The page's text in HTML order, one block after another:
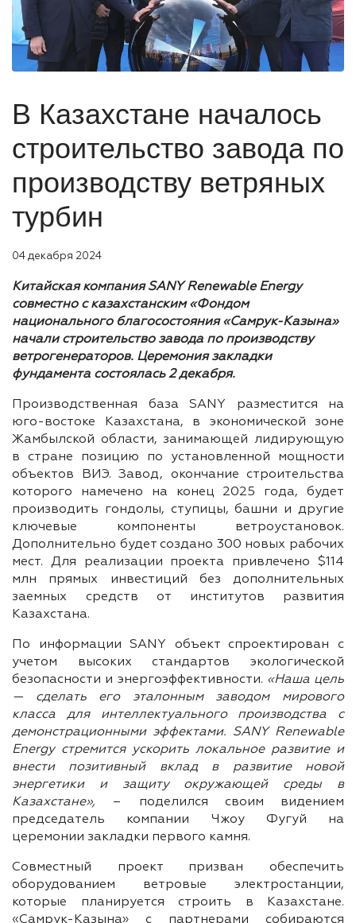
В Казахстане началось
строительство завода по
производству ветряных
турбин
04 декабря 2024
Китайская компания SANY Renewable Energy
совместно с казахстанским «Фондом
национального благосостояния «Самрук-Казына»
начали строительство завода по производству
ветрогенераторов. Церемония закладки
фундамента состоялась 2 декабря.
Производственная база SANY разместится на
юго-востоке Казахстана, в экономической зоне
Жамбылской области, занимающей лидирующую
в стране позицию по установленной мощности
объектов ВИЭ. Завод, окончание строительства
которого намечено на конец 2025 года, будет
производить гондолы, ступицы, башни и другие
ключевые компоненты ветроустановок.
Дополнительно будет создано 300 новых рабочих
мест. Для реализации проекта привлечено $114
млн прямых инвестиций без дополнительных
заемных средств от институтов развития
Казахстана.
По информации SANY объект спроектирован с
учетом высоких стандартов экологической
безопасности и энергоэффективности. «Наша цель
— сделать его эталонным заводом мирового
класса для интеллектуального производства с
демонстрационными эффектами. SANY Renewable
Energy стремится ускорить локальное развитие и
внести позитивный вклад в развитие новой
энергетики и защиту окружающей среды в
Казахстане», – поделился своим видением
председатель компании Чжоу Фугуй на
церемонии закладки первого камня.
Совместный проект призван обеспечить
оборудованием ветровые электростанции,
которые планируется строить в Казахстане.
«Самрук-Казына» с партнерами собираются